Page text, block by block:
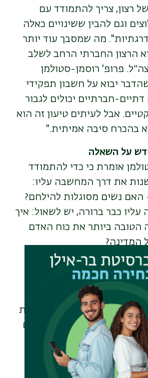
רצון, צריך להתמודד עם
וגם להבין ששינויים כאלה
מה שמסבך עוד יותר
הרצון החברתי הרחב לשלב
פרופ' רוסמן-סטולמן
יבוא על חשבון תפקידי
חברתיים יכולים לגבור
אבל לעיתים טיעון זה הוא
בהכרח סיבה אמיתית."
על השאלה
אומרת כי כדי להתמודד
את דרך המחשבה עליו:
נשים מסוגלות להילחם?
כבר ברורה, יש לשאול: איך
הטובה ביותר את כוח האדם
המדינה?
מתמקד במגדר, במקום
משאבים וביעילות - השירות
לא מערכתי
מבוסס על מקצועיות, יעילות
על יכולות פיזיות. אבל גם
ריכוז, סיבולת, סבלנות